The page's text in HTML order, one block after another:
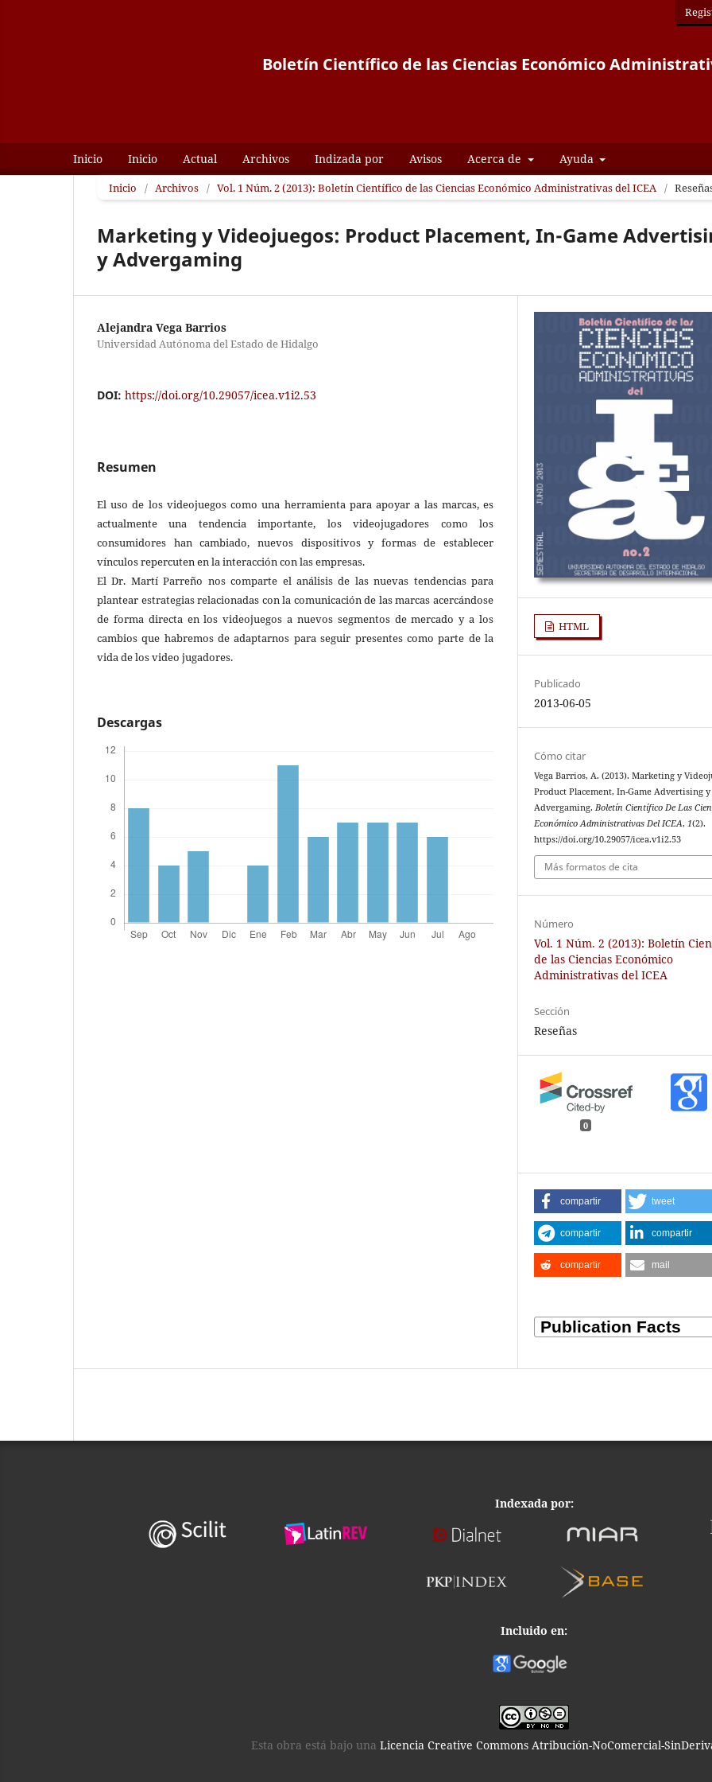
Boletín Científico de las Ciencias Económico
Inicio Inicio Actual Archivos Indizada por Avisos Acerca de Ayuda
Inicio / Archivos / Vol. 1 Núm. 2 (2013): Boletín Científico de las Ciencias Económico Administrativas del ICEA /
Marketing y Videojuegos: Product Placement, In-Game
y Advergaming
Alejandra Vega Barrios
Universidad Autónoma del Estado de Hidalgo
DOI: https://doi.org/10.29057/icea.v1i2.53
Resumen
El uso de los videojuegos como una herramienta para apoyar a las marcas, es
actualmente una tendencia importante, los videojugadores como los
consumidores han cambiado, nuevos dispositivos y formas de establecer
vínculos repercuten en la interacción con las empresas.
El Dr. Martí Parreño nos comparte el análisis de las nuevas tendencias para
plantear estrategias relacionadas con la comunicación de las marcas acercándose
de forma directa en los videojuegos a nuevos segmentos de mercado y a los
cambios que habremos de adaptarnos para seguir presentes como parte de la
vida de los video jugadores.
Descargas
HTML
Publicado
2013-06-05
Cómo citar
Vega Barrios, A. (2013). Marketing y
Product Placement, In-Game Advertising y
Advergaming. Boletín Científico De Las
Económico Administrativas Del ICEA, 1(2).
https://doi.org/10.29057/icea.v1i2.53
Más formatos de cita
Número
Vol. 1 Núm. 2 (2013): Boletín
de las Ciencias Económico
Administrativas del ICEA
Sección
Reseñas
0
compartir tweet
compartir compartir
compartir mail
Indexada por:
Incluido en:
Esta obra está bajo una Licencia Creative Commons Atribución-NoComercial-